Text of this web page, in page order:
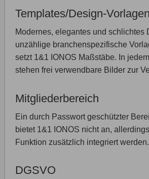
Templates/Design-Vorlagen
Modernes, elegantes und schlichtes
unzählige branchenspezifische
setzt 1&1 IONOS Maßstäbe. In
stehen frei verwendbare Bilder zur
Mitgliederbereich
Ein durch Passwort geschützter
bietet 1&1 IONOS nicht an,
Funktion zusätzlich integriert werden.
DGSVO